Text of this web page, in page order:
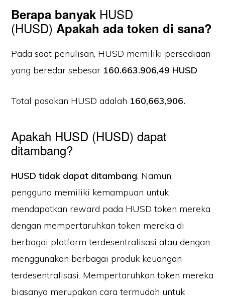
Berapa banyak HUSD
(HUSD) Apakah ada token di sana?
Pada saat penulisan, HUSD memiliki persediaan
yang beredar sebesar 160.663.906,49 HUSD
Total pasokan HUSD adalah 160,663,906.
Apakah HUSD (HUSD) dapat
ditambang?
HUSD tidak dapat ditambang. Namun,
pengguna memiliki kemampuan untuk
mendapatkan reward pada HUSD token mereka
dengan mempertaruhkan token mereka di
berbagai platform terdesentralisasi atau dengan
menggunakan berbagai produk keuangan
terdesentralisasi. Mempertaruhkan token mereka
biasanya merupakan cara termudah untuk